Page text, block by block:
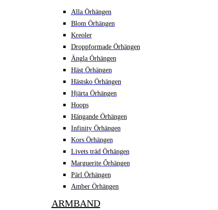
Alla Örhängen
Blom Örhängen
Kreoler
Droppformade Örhängen
Ängla Örhängen
Häst Örhängen
Hästsko Örhängen
Hjärta Örhängen
Hoops
Hängande Örhängen
Infinity Örhängen
Kors Örhängen
Livets träd Örhängen
Marguerite Ôrhängen
Pärl Örhängen
Amber Örhängen
ARMBAND